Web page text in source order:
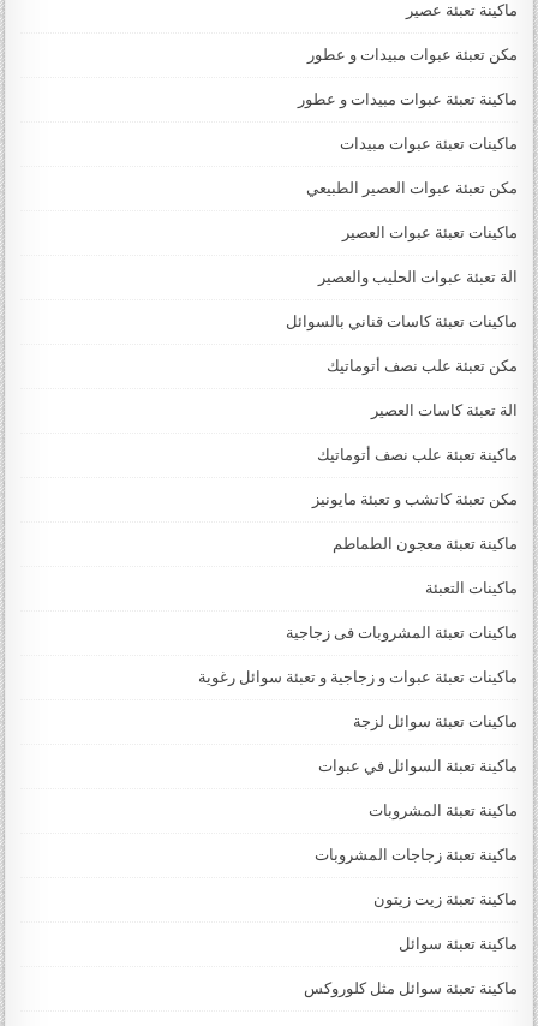
ماكينة تعبئة عصير
مكن تعبئة عبوات مبيدات و عطور
ماكينة تعبئة عبوات مبيدات و عطور
ماكينات تعبئة عبوات مبيدات
مكن تعبئة عبوات العصير الطبيعي
ماكينات تعبئة عبوات العصير
الة تعبئة عبوات الحليب والعصير
ماكينات تعبئة كاسات قناني بالسوائل
مكن تعبئة علب نصف أتوماتيك
الة تعبئة كاسات العصير
ماكينة تعبئة علب نصف أتوماتيك
مكن تعبئة كاتشب و تعبئة مايونيز
ماكينة تعبئة معجون الطماطم
ماكينات التعبئة
ماكينات تعبئة المشروبات فى زجاجية
ماكينات تعبئة عبوات و زجاجية و تعبئة سوائل رغوية
ماكينات تعبئة سوائل لزجة
‏‏‏ماكينة تعبئة السوائل في عبوات
ماكينة تعبئة المشروبات
ماكينة تعبئة زجاجات المشروبات
ماكينة تعبئة زيت زيتون
ماكينة تعبئة سوائل
ماكينة تعبئة سوائل مثل كلوروكس